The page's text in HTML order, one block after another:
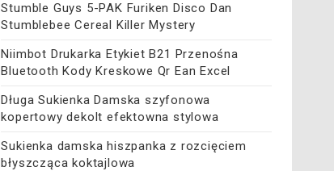
Stumble Guys 5-PAK Furiken Disco Dan
Stumblebee Cereal Killer Mystery
Niimbot Drukarka Etykiet B21 Przenośna
Bluetooth Kody Kreskowe Qr Ean Excel
Długa Sukienka Damska szyfonowa
kopertowy dekolt efektowna stylowa
Sukienka damska hiszpanka z rozcięciem
błyszcząca koktajlowa